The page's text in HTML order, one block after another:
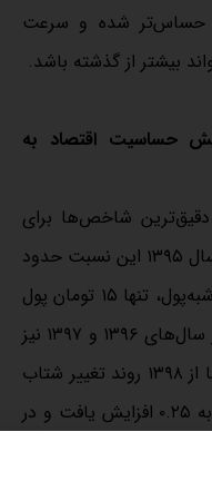
حساس‌تر شده و سرعت
بیشتر از گذشته باشد.
حساسیت اقتصاد به
شاخص‌ها برای
سنجش رفتار سپرده‌گذاران است. در سال ۱۳۹۵ این نسبت حدود
۰.۱۵ بود؛ یعنی در برابر هر ۱۰۰ تومان شبه‌پول، تنها ۱۵ تومان پول
در گردش وجود داشت. این نسبت در سال‌های ۱۳۹۶ و ۱۳۹۷ نیز
در محدوده ۰.۱۵ تا ۰.۱۸ باقی ماند. اما از ۱۳۹۸ روند تغییر شتاب
گرفت؛ نسبت به ۰.۲۱ رسید، در ۱۳۹۹ به ۰.۲۵ افزایش یافت و در